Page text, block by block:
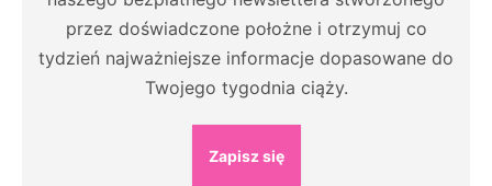
przez doświadczone położne i otrzymuj co
tydzień najważniejsze informacje dopasowane do
Twojego tygodnia ciąży.
Zapisz się